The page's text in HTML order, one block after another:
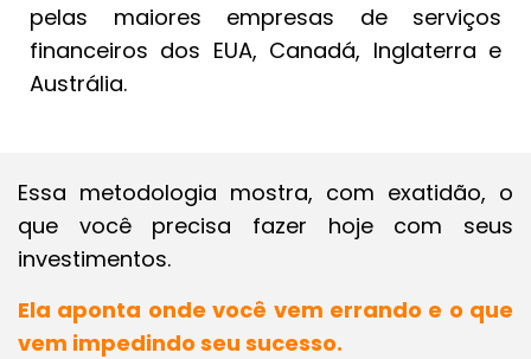
pelas maiores empresas de serviços
financeiros dos EUA, Canadá, Inglaterra e
Austrália.
Essa metodologia mostra, com exatidão, o
que você precisa fazer hoje com seus
investimentos.
Ela aponta onde você vem errando e o que
vem impedindo seu sucesso.